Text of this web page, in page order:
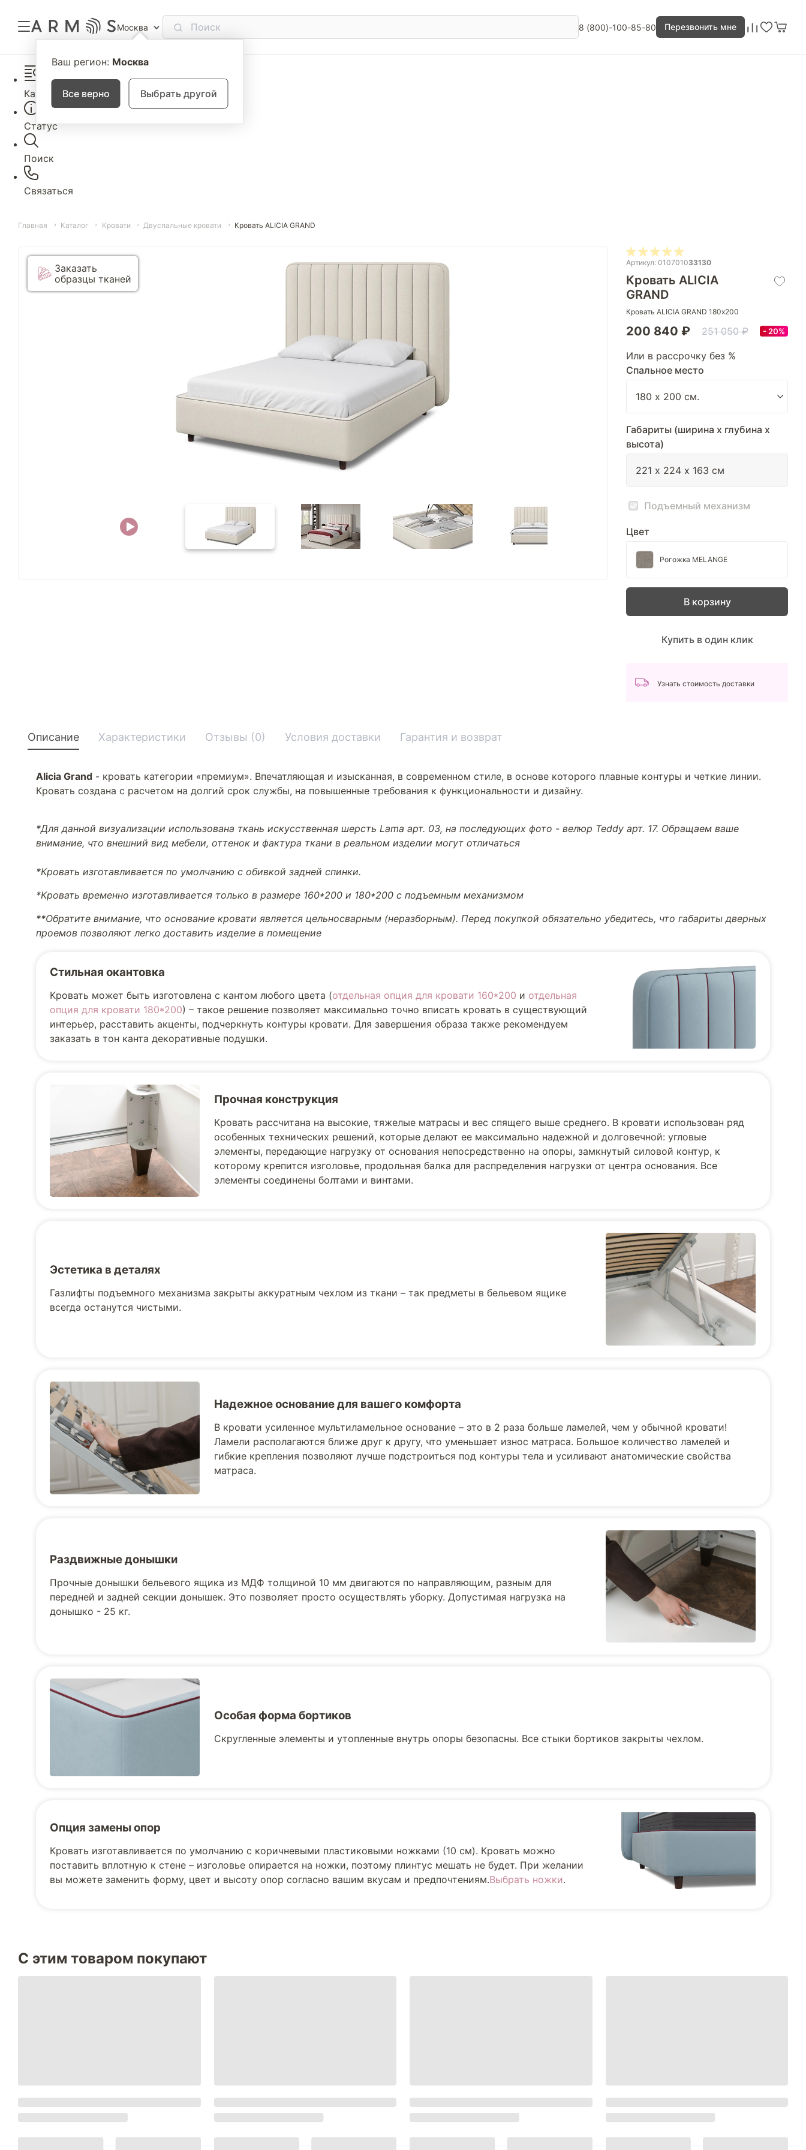
Москва
Ваш регион: Москва
Все верно Выбрать другой
8 (800)-100-85-80 Перезвонить мне
Каталог
Статус
Поиск
Связаться
Главная Каталог Кровати Двуспальные кровати Кровать ALICIA GRAND
Заказать
образцы тканей
Артикул: 010701033130
Кровать ALICIA
GRAND
Кровать ALICIA GRAND 180х200
200 840 ₽ 251 050 ₽ 20%
Или в рассрочку без %
Спальное место
Габариты (ширина х глубина х
высота)
Подъемный механизм
Цвет
Рогожка MELANGE
В корзину
Купить в один клик
Узнать стоимость доставки
Описание Характеристики Отзывы (0) Условия доставки Гарантия и возврат
Alicia Grand - кровать категории «премиум». Впечатляющая и изысканная, в современном стиле, в основе которого плавные контуры и четкие линии.
Кровать создана с расчетом на долгий срок службы, на повышенные требования к функциональности и дизайну.
*Для данной визуализации использована ткань искусственная шерсть Lama арт. 03, на последующих фото - велюр Teddy арт. 17. Обращаем ваше
внимание, что внешний вид мебели, оттенок и фактура ткани в реальном изделии могут отличаться
*Кровать изготавливается по умолчанию с обивкой задней спинки.
*Кровать временно изготавливается только в размере 160*200 и 180*200 с подъемным механизмом
**Обратите внимание, что основание кровати является цельносварным (неразборным). Перед покупкой обязательно убедитесь, что габариты дверных
проемов позволяют легко доставить изделие в помещение
Стильная окантовка
Кровать может быть изготовлена с кантом любого цвета (отдельная опция для кровати 160*200 и отдельная
опция для кровати 180*200) – такое решение позволяет максимально точно вписать кровать в существующий
интерьер, расставить акценты, подчеркнуть контуры кровати. Для завершения образа также рекомендуем
заказать в тон канта декоративные подушки.
Прочная конструкция
Кровать рассчитана на высокие, тяжелые матрасы и вес спящего выше среднего. В кровати использован ряд
особенных технических решений, которые делают ее максимально надежной и долговечной: угловые
элементы, передающие нагрузку от основания непосредственно на опоры, замкнутый силовой контур, к
которому крепится изголовье, продольная балка для распределения нагрузки от центра основания. Все
элементы соединены болтами и винтами.
Эстетика в деталях
Газлифты подъемного механизма закрыты аккуратным чехлом из ткани – так предметы в бельевом ящике
всегда останутся чистыми.
Надежное основание для вашего комфорта
В кровати усиленное мультиламельное основание – это в 2 раза больше ламелей, чем у обычной кровати!
Ламели располагаются ближе друг к другу, что уменьшает износ матраса. Большое количество ламелей и
гибкие крепления позволяют лучше подстроиться под контуры тела и усиливают анатомические свойства
матраса.
Раздвижные донышки
Прочные донышки бельевого ящика из МДФ толщиной 10 мм двигаются по направляющим, разным для
передней и задней секции донышек. Это позволяет просто осуществлять уборку. Допустимая нагрузка на
донышко - 25 кг.
Особая форма бортиков
Скругленные элементы и утопленные внутрь опоры безопасны. Все стыки бортиков закрыты чехлом.
Опция замены опор
Кровать изготавливается по умолчанию с коричневыми пластиковыми ножками (10 см). Кровать можно
поставить вплотную к стене – изголовье опирается на ножки, поэтому плинтус мешать не будет. При желании
вы можете заменить форму, цвет и высоту опор согласно вашим вкусам и предпочтениям.Выбрать ножки.
С этим товаром покупают